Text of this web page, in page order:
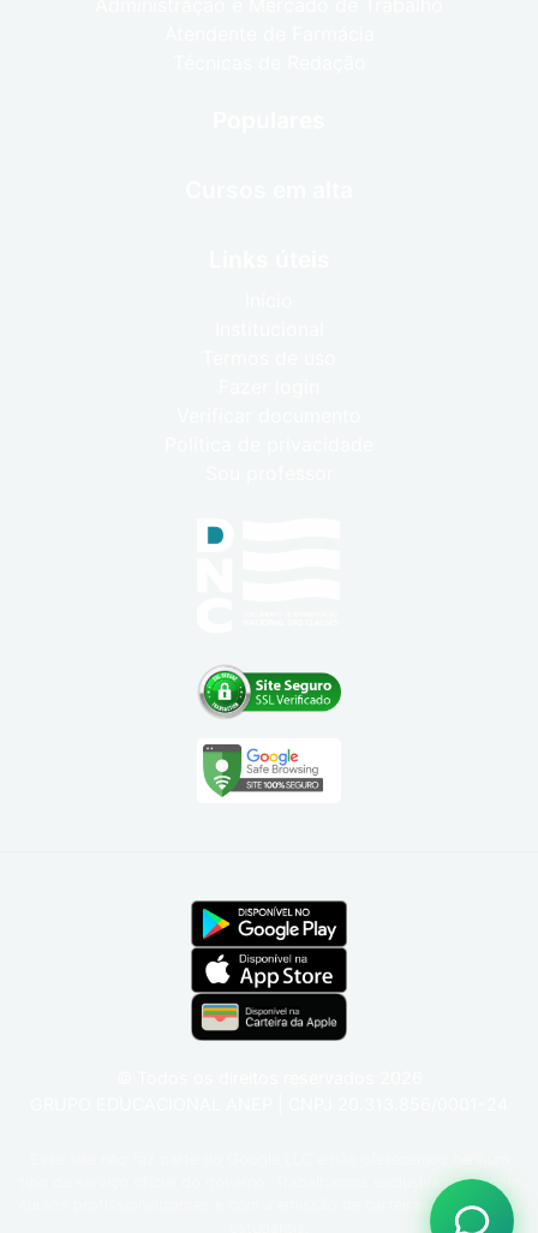
tipo de serviço oficial do governo. Trabalhamos exclusivamente com
cursos profissionalizantes e com a emissão de carteiras funcionais e